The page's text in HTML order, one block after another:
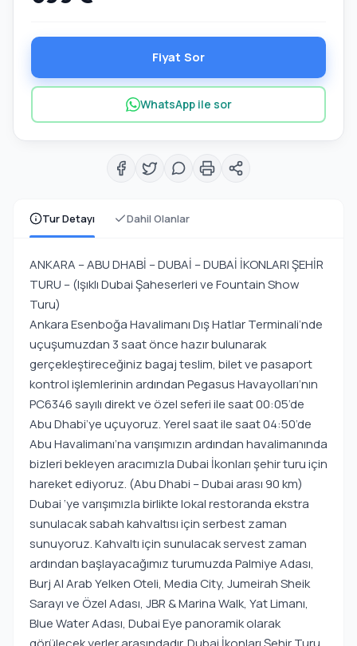
Tur Detayı Dahil Olanlar
ANKARA – ABU DHABİ – DUBAİ – DUBAİ İKONLARI ŞEHİR
TURU – (Işıklı Dubai Şaheserleri ve Fountain Show
Turu)
Ankara Esenboğa Havalimanı Dış Hatlar Terminali’nde
uçuşumuzdan 3 saat önce hazır bulunarak
gerçekleştireceğiniz bagaj teslim, bilet ve pasaport
kontrol işlemlerinin ardından Pegasus Havayolları’nın
PC6346 sayılı direkt ve özel seferi ile saat 00:05’de
Abu Dhabi’ye uçuyoruz. Yerel saat ile saat 04:50’de
Abu Havalimanı’na varışımızın ardından havalimanında
bizleri bekleyen aracımızla Dubai İkonları şehir turu için
hareket ediyoruz. (Abu Dhabi – Dubai arası 90 km)
Dubai ‘ye varışımızla birlikte lokal restoranda ekstra
sunulacak sabah kahvaltısı için serbest zaman
sunuyoruz. Kahvaltı için sunulacak servest zaman
ardından başlayacağımız turumuzda Palmiye Adası,
Burj Al Arab Yelken Oteli, Media City, Jumeirah Sheik
Sarayı ve Özel Adası, JBR & Marina Walk, Yat Limanı,
Blue Water Adası, Dubai Eye panoramik olarak
Fiyat Sor
WhatsApp ile sor